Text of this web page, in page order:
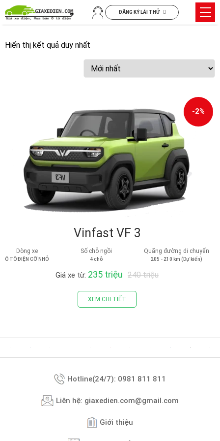
Chuyển
đến
dung
ĐĂNG KÝ LÁI THỬ
đơn
Hiển thị kết quả duy nhất
-2%
Vinfast VF 3
Dòng xe
Ô TÔ ĐIỆN CỠ NHỎ
Số chỗ ngồi
4 chỗ
Quãng đường di chuyển
205 - 210 km (Dự kiến)
Giá xe từ: 235 triệu 240 triệu
XEM CHI TIẾT
Hotline(24/7): 0981 811 811
Liên hệ: giaxedien.com@gmail.com
Giới thiệu